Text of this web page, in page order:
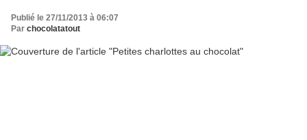
Publié le 27/11/2013 à 06:07
Par chocolatatout